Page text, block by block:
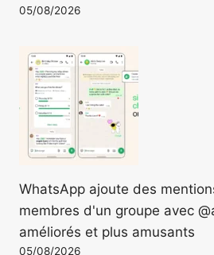
05/08/2026
WhatsApp ajoute des
membres d'un groupe avec
améliorés et plus amusants
05/08/2026